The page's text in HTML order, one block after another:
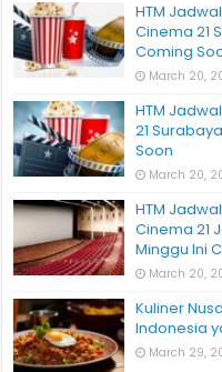
HTM
Cinema 21
Coming
March 20,
HTM
21
Soon
March 20,
HTM
Cinema 21
Minggu Ini
March 20,
Kuliner
Indonesia
March 29,